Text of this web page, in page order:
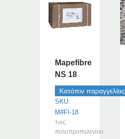
Mapefibre
NS 18
Κατόπιν παραγγελίας
SKU:
M#FI-18
Ίνες
πολυπροπυλενίου